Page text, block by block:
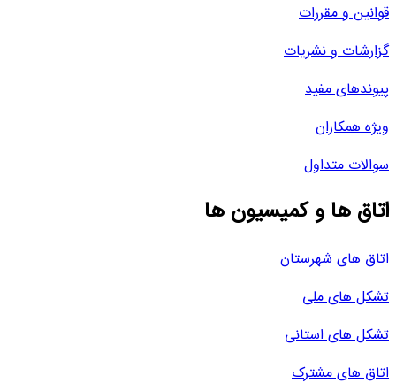
قوانین و مقررات
گزارشات و نشریات
پیوندهای مفید
ویژه همکاران
سوالات متداول
اتاق ها و کمیسیون ها
اتاق های شهرستان
تشکل های ملی
تشکل های استانی
اتاق های مشترک